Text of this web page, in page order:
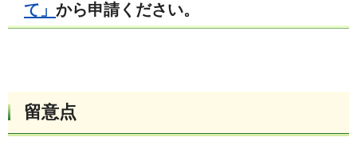
て」 から申請ください。
留意点